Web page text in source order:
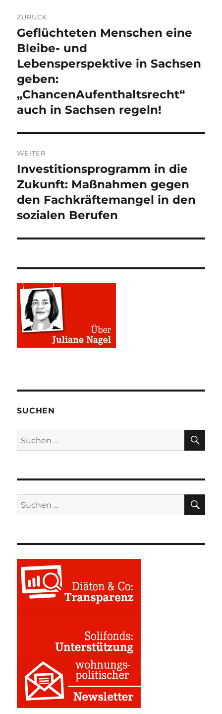
ZURÜCK
Vorheriger
Beitrag:
Geflüchteten Menschen eine
Bleibe- und
Lebensperspektive in Sachsen
geben:
„ChancenAufenthaltsrecht“
auch in Sachsen regeln!
WEITER
Nächster
Beitrag:
Investitionsprogramm in die
Zukunft: Maßnahmen gegen
den Fachkräftemangel in den
sozialen Berufen
SUCHEN
Suchen
nach:
Suchen
nach: